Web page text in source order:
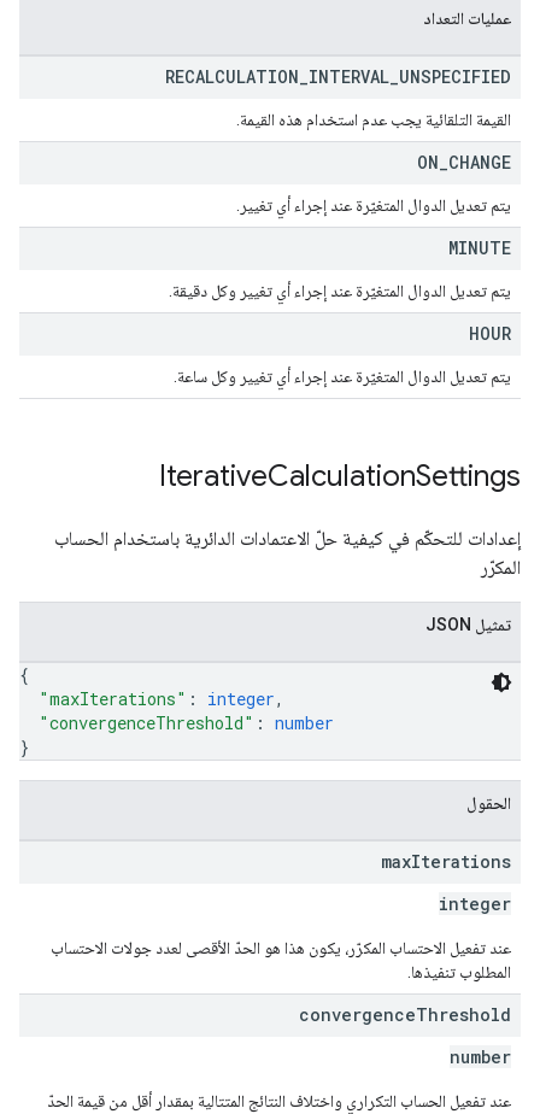
عمليات التعداد
RECALCULATION INTERVAL UNSPECIFIED
القيمة التلقائية يجب عدم استخدام هذه القيمة.
ON CHANGE
يتم تعديل الدوال المتغيّرة عند إجراء أي تغيير.
MINUTE
يتم تعديل الدوال المتغيّرة عند إجراء أي تغيير وكل دقيقة.
HOUR
يتم تعديل الدوال المتغيّرة عند إجراء أي تغيير وكل ساعة.
IterativeCalculationSettings
إعدادات للتحكّم في كيفية حلّ الاعتمادات الدائرية باستخدام الحساب
المكرّر
تمثيل JSON
{
"maxIterations" : integer,
"convergenceThreshold" : number
}
الحقول
maxIterations
integer
عند تفعيل الاحتساب المكرّر، يكون هذا هو الحدّ الأقصى لعدد جولات الاحتساب
المطلوب تنفيذها.
convergenceThreshold
number
عند تفعيل الحساب التكراري واختلاف النتائج المتتالية بمقدار أقل من قيمة الحدّ